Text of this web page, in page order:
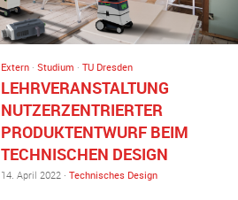
Extern· Studium · TU Dresden
LEHRVERANSTALTUNG
NUTZERZENTRIERTER
PRODUKTENTWURF BEIM
TECHNISCHEN DESIGN
14. April 2022 · Technisches Design